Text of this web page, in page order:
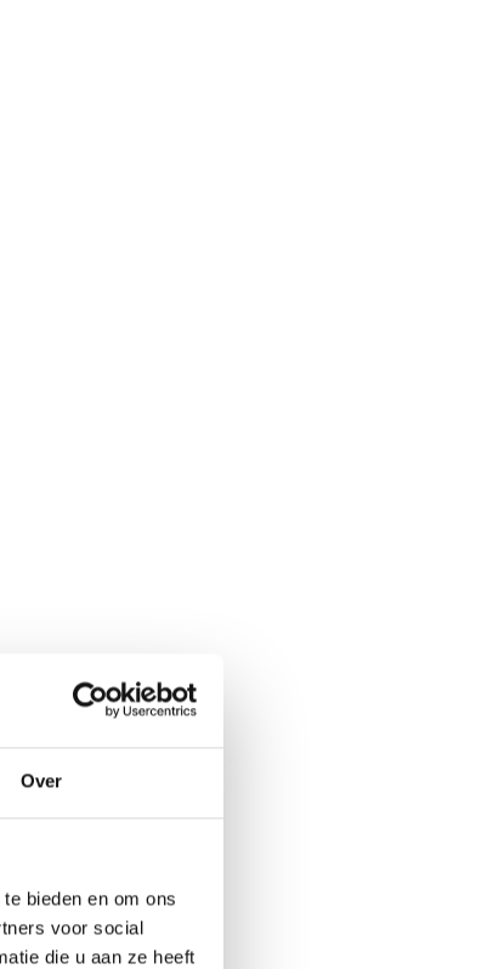
Over
bieden en om ons
voor social
die u aan ze heeft
een
zijn